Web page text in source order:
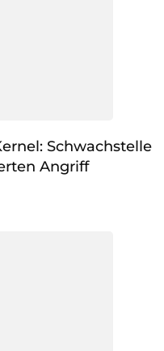
Schwachstelle
Angriff